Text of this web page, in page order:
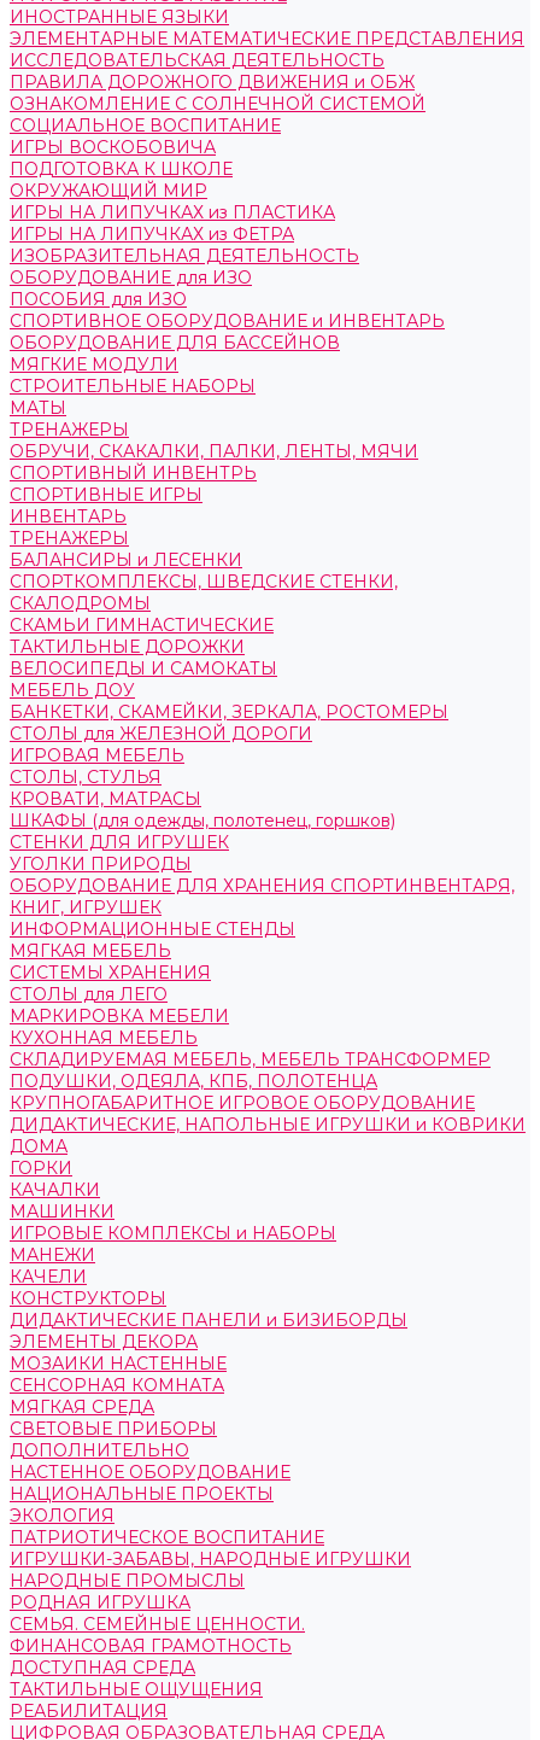
ИНОСТРАННЫЕ ЯЗЫКИ
ЭЛЕМЕНТАРНЫЕ МАТЕМАТИЧЕСКИЕ ПРЕДСТАВЛЕНИЯ
ИССЛЕДОВАТЕЛЬСКАЯ ДЕЯТЕЛЬНОСТЬ
ПРАВИЛА ДОРОЖНОГО ДВИЖЕНИЯ и ОБЖ
ОЗНАКОМЛЕНИЕ С СОЛНЕЧНОЙ СИСТЕМОЙ
СОЦИАЛЬНОЕ ВОСПИТАНИЕ
ИГРЫ ВОСКОБОВИЧА
ПОДГОТОВКА К ШКОЛЕ
ОКРУЖАЮЩИЙ МИР
ИГРЫ НА ЛИПУЧКАХ из ПЛАСТИКА
ИГРЫ НА ЛИПУЧКАХ из ФЕТРА
ИЗОБРАЗИТЕЛЬНАЯ ДЕЯТЕЛЬНОСТЬ
ОБОРУДОВАНИЕ для ИЗО
ПОСОБИЯ для ИЗО
СПОРТИВНОЕ ОБОРУДОВАНИЕ и ИНВЕНТАРЬ
ОБОРУДОВАНИЕ ДЛЯ БАССЕЙНОВ
МЯГКИЕ МОДУЛИ
СТРОИТЕЛЬНЫЕ НАБОРЫ
МАТЫ
ТРЕНАЖЕРЫ
ОБРУЧИ, СКАКАЛКИ, ПАЛКИ, ЛЕНТЫ, МЯЧИ
СПОРТИВНЫЙ ИНВЕНТРЬ
СПОРТИВНЫЕ ИГРЫ
ИНВЕНТАРЬ
ТРЕНАЖЕРЫ
БАЛАНСИРЫ и ЛЕСЕНКИ
СПОРТКОМПЛЕКСЫ, ШВЕДСКИЕ СТЕНКИ,
СКАЛОДРОМЫ
СКАМЬИ ГИМНАСТИЧЕСКИЕ
ТАКТИЛЬНЫЕ ДОРОЖКИ
ВЕЛОСИПЕДЫ И САМОКАТЫ
МЕБЕЛЬ ДОУ
БАНКЕТКИ, СКАМЕЙКИ, ЗЕРКАЛА, РОСТОМЕРЫ
СТОЛЫ для ЖЕЛЕЗНОЙ ДОРОГИ
ИГРОВАЯ МЕБЕЛЬ
СТОЛЫ, СТУЛЬЯ
КРОВАТИ, МАТРАСЫ
ШКАФЫ (для одежды, полотенец, горшков)
СТЕНКИ ДЛЯ ИГРУШЕК
УГОЛКИ ПРИРОДЫ
ОБОРУДОВАНИЕ ДЛЯ ХРАНЕНИЯ СПОРТИНВЕНТАРЯ,
КНИГ, ИГРУШЕК
ИНФОРМАЦИОННЫЕ СТЕНДЫ
МЯГКАЯ МЕБЕЛЬ
СИСТЕМЫ ХРАНЕНИЯ
СТОЛЫ для ЛЕГО
МАРКИРОВКА МЕБЕЛИ
КУХОННАЯ МЕБЕЛЬ
СКЛАДИРУЕМАЯ МЕБЕЛЬ, МЕБЕЛЬ ТРАНСФОРМЕР
ПОДУШКИ, ОДЕЯЛА, КПБ, ПОЛОТЕНЦА
КРУПНОГАБАРИТНОЕ ИГРОВОЕ ОБОРУДОВАНИЕ
ДИДАКТИЧЕСКИЕ, НАПОЛЬНЫЕ ИГРУШКИ и КОВРИКИ
ДОМА
ГОРКИ
КАЧАЛКИ
МАШИНКИ
ИГРОВЫЕ КОМПЛЕКСЫ и НАБОРЫ
МАНЕЖИ
КАЧЕЛИ
КОНСТРУКТОРЫ
ДИДАКТИЧЕСКИЕ ПАНЕЛИ и БИЗИБОРДЫ
ЭЛЕМЕНТЫ ДЕКОРА
МОЗАИКИ НАСТЕННЫЕ
СЕНСОРНАЯ КОМНАТА
МЯГКАЯ СРЕДА
СВЕТОВЫЕ ПРИБОРЫ
ДОПОЛНИТЕЛЬНО
НАСТЕННОЕ ОБОРУДОВАНИЕ
НАЦИОНАЛЬНЫЕ ПРОЕКТЫ
ЭКОЛОГИЯ
ПАТРИОТИЧЕСКОЕ ВОСПИТАНИЕ
ИГРУШКИ-ЗАБАВЫ, НАРОДНЫЕ ИГРУШКИ
НАРОДНЫЕ ПРОМЫСЛЫ
РОДНАЯ ИГРУШКА
СЕМЬЯ. СЕМЕЙНЫЕ ЦЕННОСТИ.
ФИНАНСОВАЯ ГРАМОТНОСТЬ
ДОСТУПНАЯ СРЕДА
ТАКТИЛЬНЫЕ ОЩУЩЕНИЯ
РЕАБИЛИТАЦИЯ
ЦИФРОВАЯ ОБРАЗОВАТЕЛЬНАЯ СРЕДА